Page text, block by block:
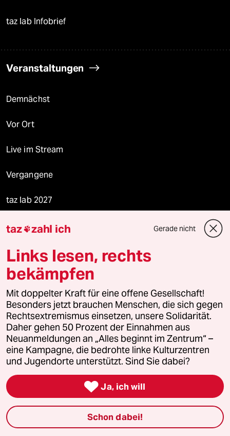
taz lab Infobrief
Veranstaltungen
Demnächst
Vor Ort
Live im Stream
Vergangene
taz lab 2027
Mehr taz Lesestoff
taz Blogs
taz FUTURZWEI
Le Monde diplomatique
taz Archiv
Mehr taz Angebote
taz zahl ich Gerade nicht
Links lesen, rechts
bekämpfen
Mit doppelter Kraft für eine offene Gesellschaft!
Besonders jetzt brauchen Menschen, die sich gegen
Rechtsextremismus einsetzen, unsere Solidarität.
Daher gehen 50 Prozent der Einnahmen aus
Neuanmeldungen an „Alles beginnt im Zentrum“ –
eine Kampagne, die bedrohte linke Kulturzentren
und Jugendorte unterstützt. Sind Sie dabei?
 Ja, ich will
Schon dabei!